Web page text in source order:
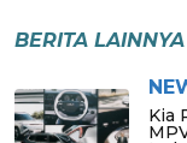
BERITA LAINNYA
Kia